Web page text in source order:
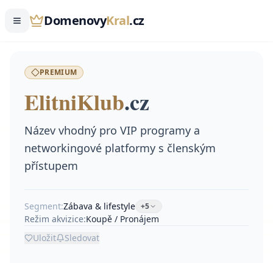
DomenovyKral.cz
PREMIUM
ElitniKlub.cz
Název vhodný pro VIP programy a
networkingové platformy s členským
přístupem
Segment:Zábava & lifestyle +5
Režim akvizice:Koupě / Pronájem
Uložit
Sledovat